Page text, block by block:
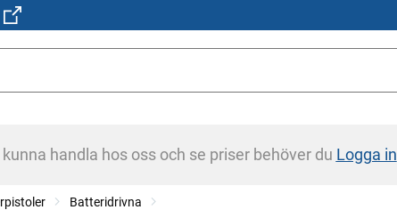
handla hos oss och se priser behöver du Logga in
Batteridrivna